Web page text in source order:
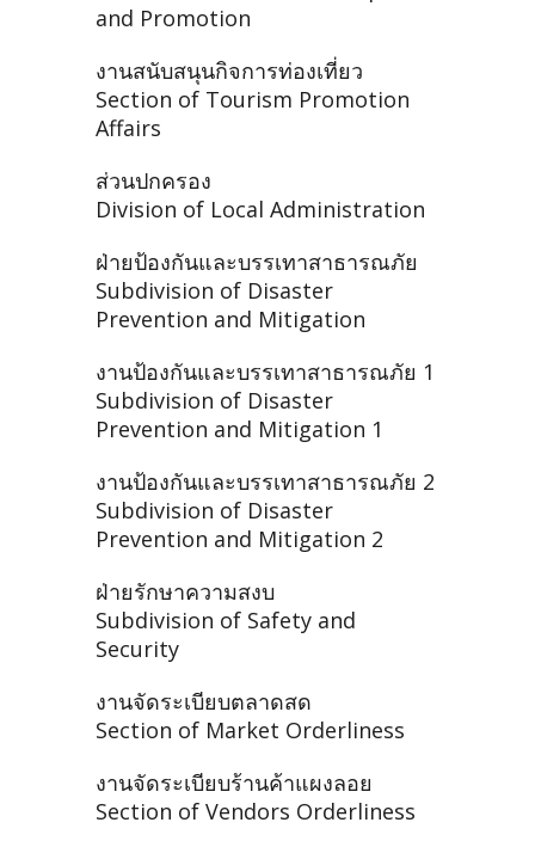
and Promotion
งานสนับสนุนกิจการท่องเที่ยว
Section of Tourism Promotion
Affairs
ส่วนปกครอง
Division of Local Administration
ฝ่ายป้องกันและบรรเทาสาธารณภัย
Subdivision of Disaster
Prevention and Mitigation
งานป้องกันและบรรเทาสาธารณภัย 1
Subdivision of Disaster
Prevention and Mitigation 1
งานป้องกันและบรรเทาสาธารณภัย 2
Subdivision of Disaster
Prevention and Mitigation 2
ฝ่ายรักษาความสงบ
Subdivision of Safety and
Security
งานจัดระเบียบตลาดสด
Section of Market Orderliness
งานจัดระเบียบร้านค้าแผงลอย
Section of Vendors Orderliness